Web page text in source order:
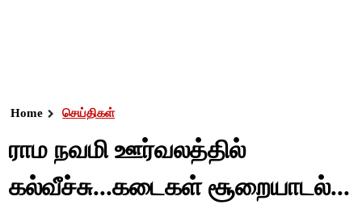
Home செய்திகள்
ராம நவமி ஊர்வலத்தில்
கல்வீச்சு...கடைகள் சூறையாடல்...